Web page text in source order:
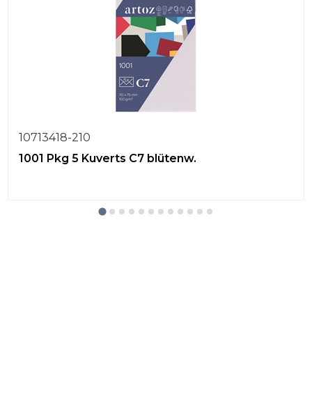
10713418-210
1001 Pkg 5 Kuverts C7 blütenw.